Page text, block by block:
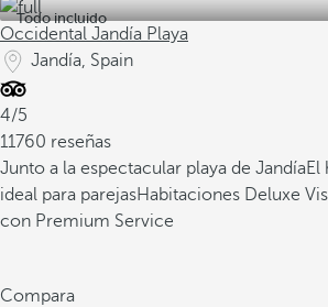
Todo incluido
Occidental Jandía Playa
Jandía, Spain
4/5
11760 reseñas
Junto a la espectacular playa de JandíaEl
ideal para parejasHabitaciones Deluxe
con Premium Service
Compara